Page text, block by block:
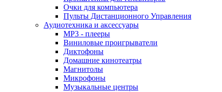
Очки для компьютера
Пульты Дистанционного Управления
Аудиотехника и аксессуары
MP3 - плееры
Виниловые проигрыватели
Диктофоны
Домашние кинотеатры
Магнитолы
Микрофоны
Музыкальные центры